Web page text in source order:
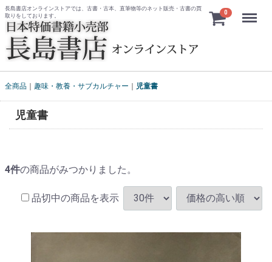
長島書店オンラインストアでは、古書・古本、直筆物等のネット販売・古書の買
取りをしております。
0 Menu
全商品 趣味・教養・サブカルチャー 児童書
児童書
4件の商品がみつかりました。
品切中の商品を表示